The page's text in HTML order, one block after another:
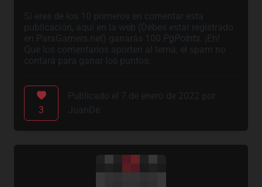
Si eres de los 10 primeros en comentar esta
publicación, aquí en la web (Debes estar registrado
en ParaGamers.net) ganarás 100 PgPoints . ¡Eh!
Que los comentarios aporten al tema, el spam no
contará para ganar los puntos.
3
Publicado el 7 de enero de 2022 por
JuanDe